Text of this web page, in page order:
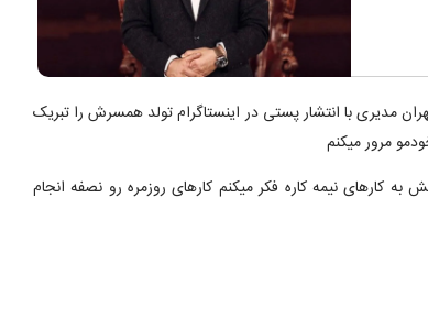
مدیری با انتشار پستی در اینستاگرام تولد همسرش را تبریک
مرور میکنم
کار‌های نیمه کاره فکر میکنم کار‌های روزمره رو نصفه انجام